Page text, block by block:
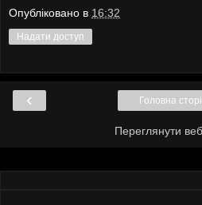
Опубліковано в 16:32
Надати доступ
‹ Головна
Переглянути